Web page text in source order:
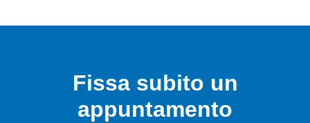
Fissa subito un
appuntamento